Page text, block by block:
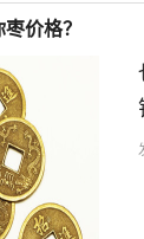
价格？